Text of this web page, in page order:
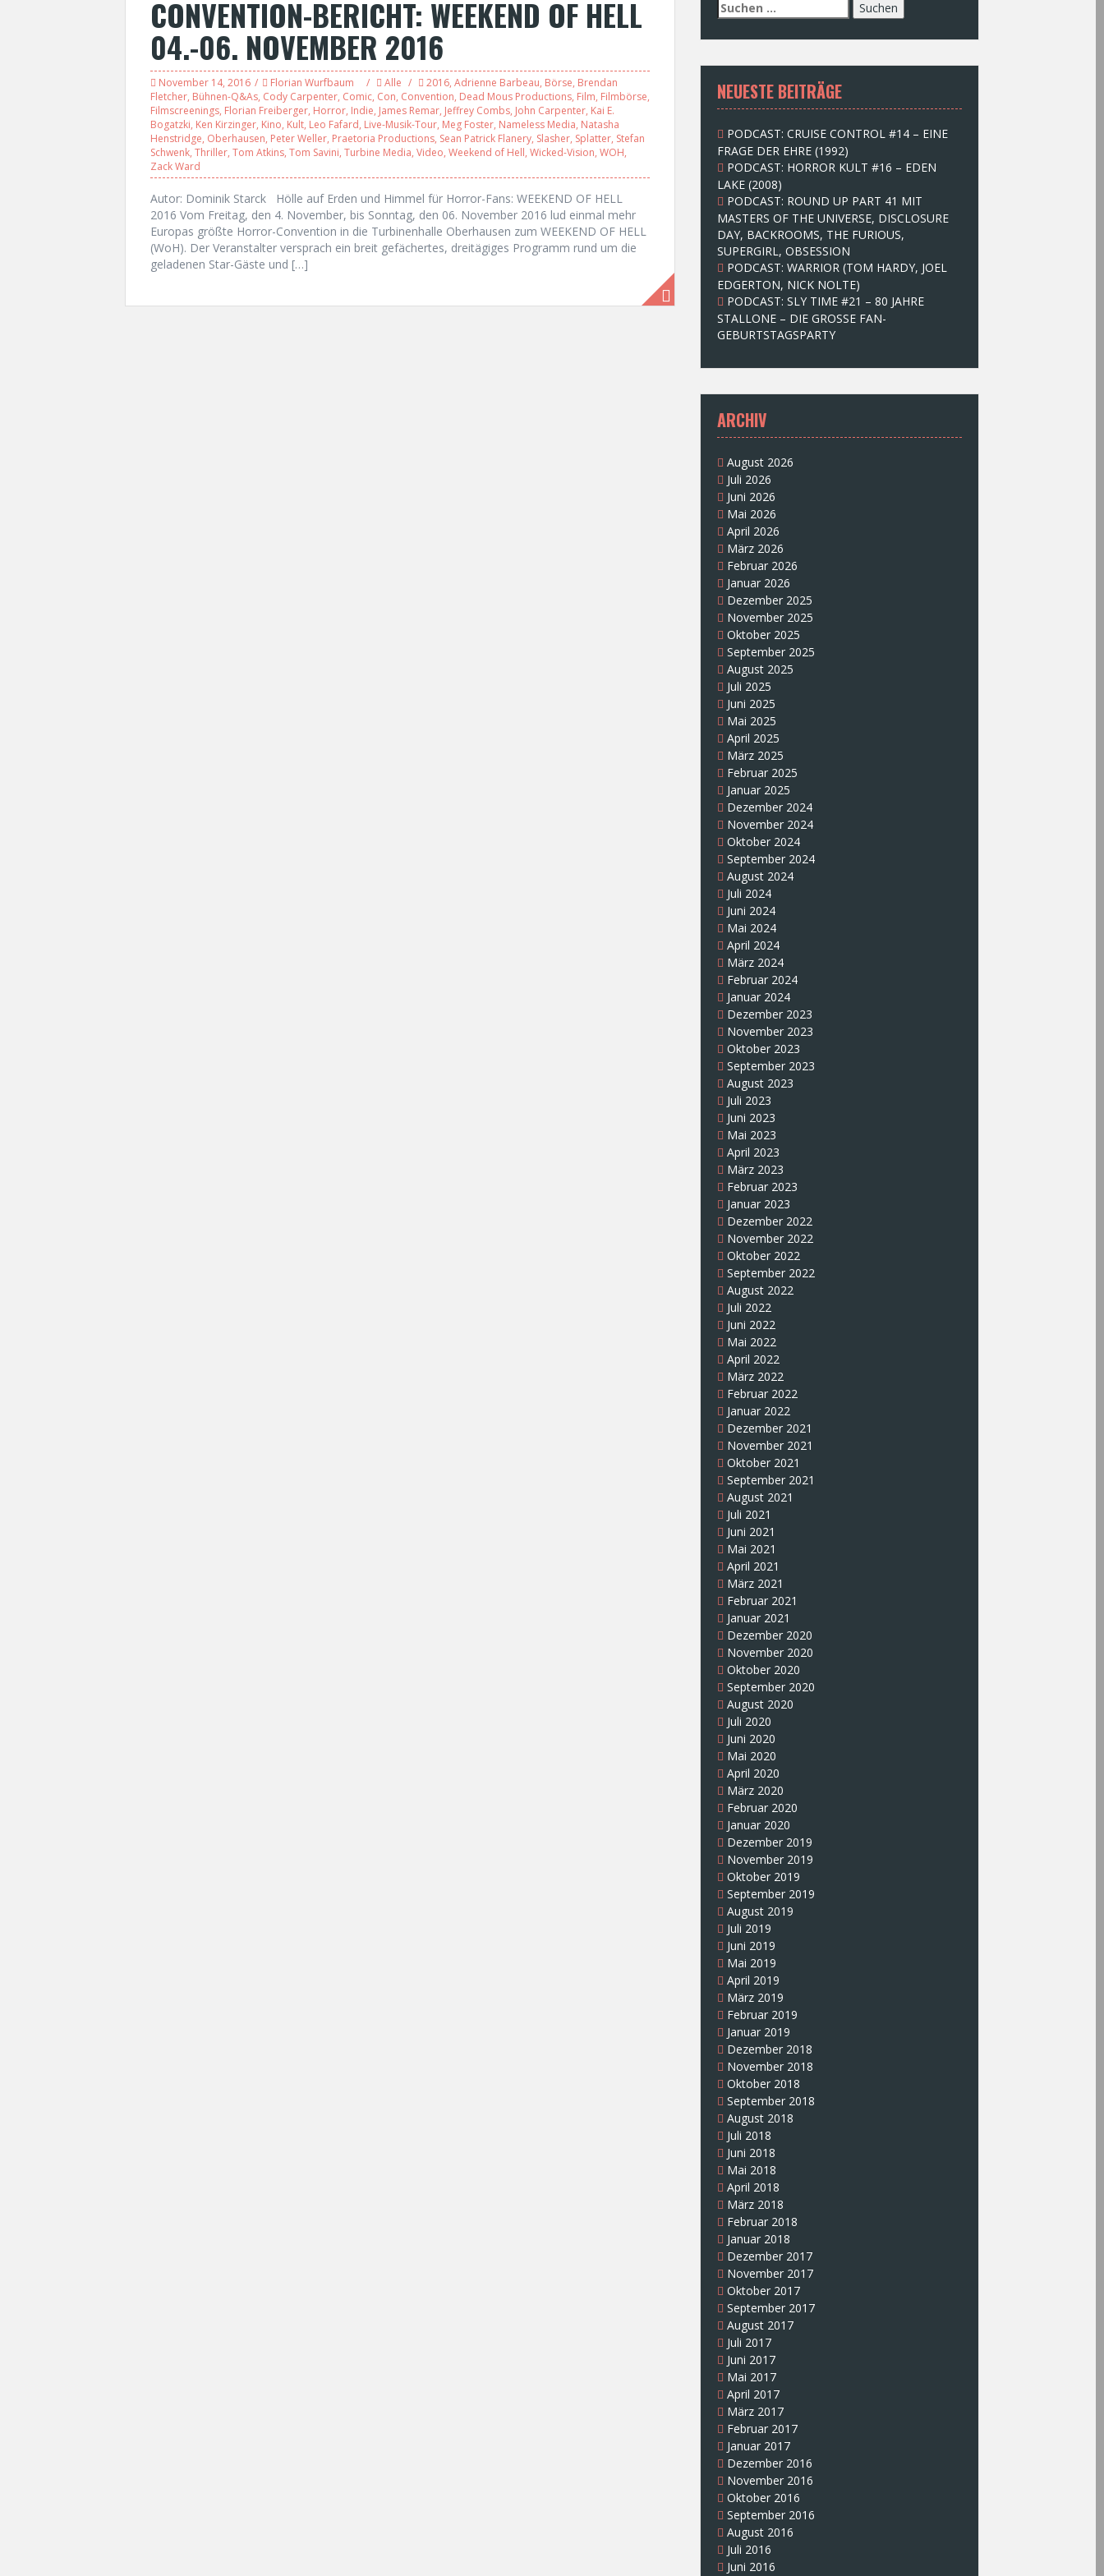
CONVENTION-BERICHT: WEEKEND OF HELL
04.-06. NOVEMBER 2016
November 14, 2016 Florian Wurfbaum Alle 2016, Adrienne Barbeau, Börse, Brendan
Fletcher, Bühnen-Q&As, Cody Carpenter, Comic, Con, Convention, Dead Mous Productions, Film, Filmbörse,
Filmscreenings, Florian Freiberger, Horror, Indie, James Remar, Jeffrey Combs, John Carpenter, Kai E.
Bogatzki, Ken Kirzinger, Kino, Kult, Leo Fafard, Live-Musik-Tour, Meg Foster, Nameless Media, Natasha
Henstridge, Oberhausen, Peter Weller, Praetoria Productions, Sean Patrick Flanery, Slasher, Splatter, Stefan
Schwenk, Thriller, Tom Atkins, Tom Savini, Turbine Media, Video, Weekend of Hell, Wicked-Vision, WOH,
Zack Ward
Autor: Dominik Starck Hölle auf Erden und Himmel für Horror-Fans: WEEKEND OF HELL
2016 Vom Freitag, den 4. November, bis Sonntag, den 06. November 2016 lud einmal mehr
Europas größte Horror-Convention in die Turbinenhalle Oberhausen zum WEEKEND OF HELL
(WoH). Der Veranstalter versprach ein breit gefächertes, dreitägiges Programm rund um die
geladenen Star-Gäste und […]
S
u
c
e
n
n
c
h
:
NEUESTE BEITRÄGE
PODCAST: CRUISE CONTROL #14 – EINE
FRAGE DER EHRE (1992)
PODCAST: HORROR KULT #16 – EDEN
LAKE (2008)
PODCAST: ROUND UP PART 41 MIT
MASTERS OF THE UNIVERSE, DISCLOSURE
DAY, BACKROOMS, THE FURIOUS,
SUPERGIRL, OBSESSION
PODCAST: WARRIOR (TOM HARDY, JOEL
EDGERTON, NICK NOLTE)
PODCAST: SLY TIME #21 – 80 JAHRE
STALLONE – DIE GROSSE FAN-
GEBURTSTAGSPARTY
ARCHIV
August 2026
Juli 2026
Juni 2026
Mai 2026
April 2026
März 2026
Februar 2026
Januar 2026
Dezember 2025
November 2025
Oktober 2025
September 2025
August 2025
Juli 2025
Juni 2025
Mai 2025
April 2025
März 2025
Februar 2025
Januar 2025
Dezember 2024
November 2024
Oktober 2024
September 2024
August 2024
Juli 2024
Juni 2024
Mai 2024
April 2024
März 2024
Februar 2024
Januar 2024
Dezember 2023
November 2023
Oktober 2023
September 2023
August 2023
Juli 2023
Juni 2023
Mai 2023
April 2023
März 2023
Februar 2023
Januar 2023
Dezember 2022
November 2022
Oktober 2022
September 2022
August 2022
Juli 2022
Juni 2022
Mai 2022
April 2022
März 2022
Februar 2022
Januar 2022
Dezember 2021
November 2021
Oktober 2021
September 2021
August 2021
Juli 2021
Juni 2021
Mai 2021
April 2021
März 2021
Februar 2021
Januar 2021
Dezember 2020
November 2020
Oktober 2020
September 2020
August 2020
Juli 2020
Juni 2020
Mai 2020
April 2020
März 2020
Februar 2020
Januar 2020
Dezember 2019
November 2019
Oktober 2019
September 2019
August 2019
Juli 2019
Juni 2019
Mai 2019
April 2019
März 2019
Februar 2019
Januar 2019
Dezember 2018
November 2018
Oktober 2018
September 2018
August 2018
Juli 2018
Juni 2018
Mai 2018
April 2018
März 2018
Februar 2018
Januar 2018
Dezember 2017
November 2017
Oktober 2017
September 2017
August 2017
Juli 2017
Juni 2017
Mai 2017
April 2017
März 2017
Februar 2017
Januar 2017
Dezember 2016
November 2016
Oktober 2016
September 2016
August 2016
Juli 2016
Juni 2016